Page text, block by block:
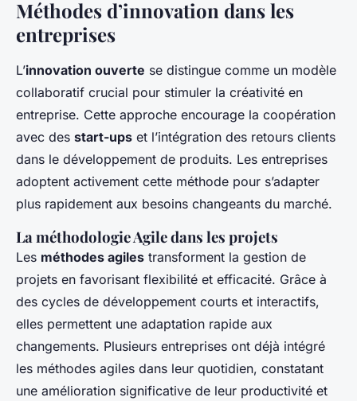
Méthodes d’innovation dans les
entreprises
L’innovation ouverte se distingue comme un modèle
collaboratif crucial pour stimuler la créativité en
entreprise. Cette approche encourage la coopération
avec des start-ups et l’intégration des retours clients
dans le développement de produits. Les entreprises
adoptent activement cette méthode pour s’adapter
plus rapidement aux besoins changeants du marché.
La méthodologie Agile dans les projets
Les méthodes agiles transforment la gestion de
projets en favorisant flexibilité et efficacité. Grâce à
des cycles de développement courts et interactifs,
elles permettent une adaptation rapide aux
changements. Plusieurs entreprises ont déjà intégré
les méthodes agiles dans leur quotidien, constatant
une amélioration significative de leur productivité et